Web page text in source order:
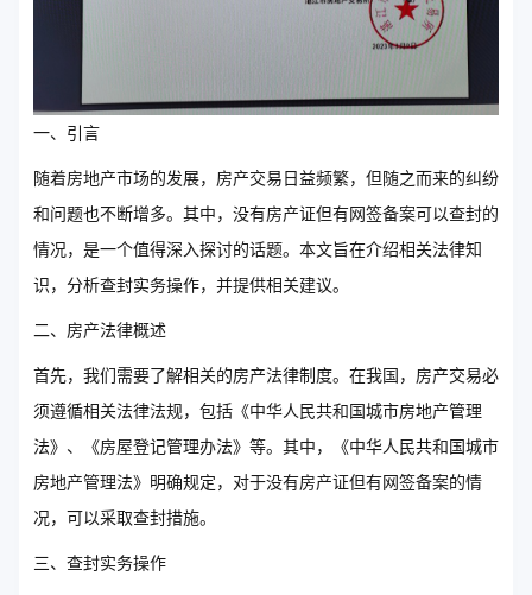
一、引言
随着房地产市场的发展，房产交易日益频繁，但随之而来的纠纷
和问题也不断增多。其中，没有房产证但有网签备案可以查封的
情况，是一个值得深入探讨的话题。本文旨在介绍相关法律知
识，分析查封实务操作，并提供相关建议。
二、房产法律概述
首先，我们需要了解相关的房产法律制度。在我国，房产交易必
须遵循相关法律法规，包括《中华人民共和国城市房地产管理
法》、《房屋登记管理办法》等。其中，《中华人民共和国城市
房地产管理法》明确规定，对于没有房产证但有网签备案的情
况，可以采取查封措施。
三、查封实务操作